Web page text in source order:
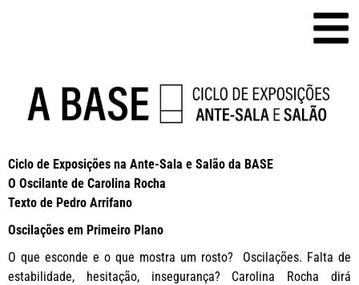
Ciclo de Exposições na Ante-Sala e Salão da BASE
O Oscilante de Carolina Rocha
Texto de Pedro Arrifano
Oscilações em Primeiro Plano
O que esconde e o que mostra um rosto? Oscilações. Falta de
estabilidade, hesitação, insegurança? Carolina Rocha dirá